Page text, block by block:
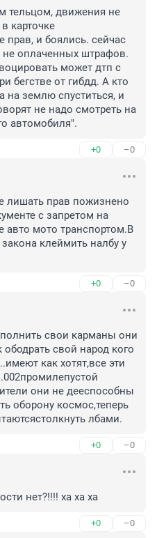
тельцом, движения не
карточке
и боялись. сейчас
оплаченных штрафов.
может дтп с
бегстве от гибдд. А кто
на землю спуститься, и
не надо смотреть на
автомобиля".
+0 –0
лишать прав пожизнено
с запретом на
авто мото транспортом.В
клеймить налбу у
+0 –0
свои карманы они
свой народ кого
как хотят,все эти
они не дееспособны
оборону космос,теперь
лбами.
+0 –0
нет?!!!! ха ха ха
+0 –0